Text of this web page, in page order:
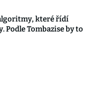
které řídí
Podle Tombazise by to